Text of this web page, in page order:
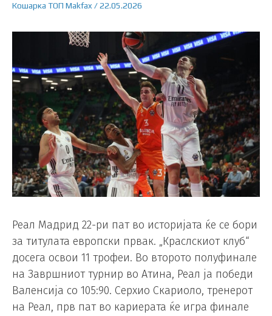
Кошарка ТОП Makfax/22.05.2026
Реал Мадрид 22-ри пат во историјата ќе се бори
за титулата европски првак. „Краслскиот клуб“
досега освои 11 трофеи. Во второто полуфинале
на Завршниот турнир во Атина, Реал ја победи
Валенсија со 105:90. Серхио Скариоло, тренерот
на Реал, прв пат во кариерата ќе игра финале